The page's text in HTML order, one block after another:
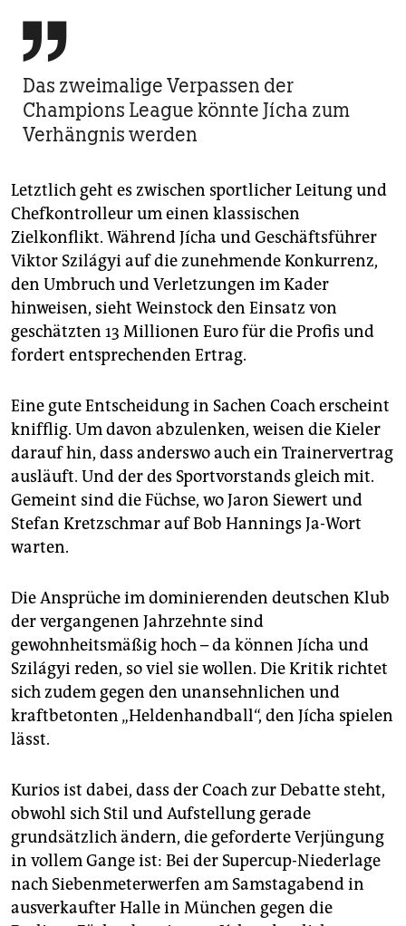

Das zweimalige Verpassen der
Champions League könnte Jícha zum
Verhängnis werden
Letztlich geht es zwischen sportlicher Leitung und
Chefkontrolleur um einen klassischen
Zielkonflikt. Während Jícha und Geschäftsführer
Viktor Szilágyi auf die zunehmende Konkurrenz,
den Umbruch und Verletzungen im Kader
hinweisen, sieht Weinstock den Einsatz von
geschätzten 13 Millionen Euro für die Profis und
fordert entsprechenden Ertrag.
Eine gute Entscheidung in Sachen Coach erscheint
knifflig. Um davon abzulenken, weisen die Kieler
darauf hin, dass anderswo auch ein Trainervertrag
ausläuft. Und der des Sportvorstands gleich mit.
Gemeint sind die Füchse, wo Jaron Siewert und
Stefan Kretzschmar auf Bob Hannings Ja-Wort
warten.
Die Ansprüche im dominierenden deutschen Klub
der vergangenen Jahrzehnte sind
gewohnheitsmäßig hoch – da können Jícha und
Szilágyi reden, so viel sie wollen. Die Kritik richtet
sich zudem gegen den unansehnlichen und
kraftbetonten „Heldenhandball“, den Jícha spielen
lässt.
Kurios ist dabei, dass der Coach zur Debatte steht,
obwohl sich Stil und Aufstellung gerade
grundsätzlich ändern, die geforderte Verjüngung
in vollem Gange ist: Bei der Supercup-Niederlage
nach Siebenmeterwerfen am Samstagabend in
ausverkaufter Halle in München gegen die